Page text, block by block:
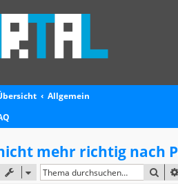
Allgemein
mehr richtig nach